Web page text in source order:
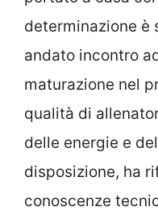
determinazione è
andato incontro
maturazione nel
qualità di
delle energie e
disposizione, ha
conoscenze